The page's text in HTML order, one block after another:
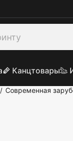
Канцтовары
/ Современная